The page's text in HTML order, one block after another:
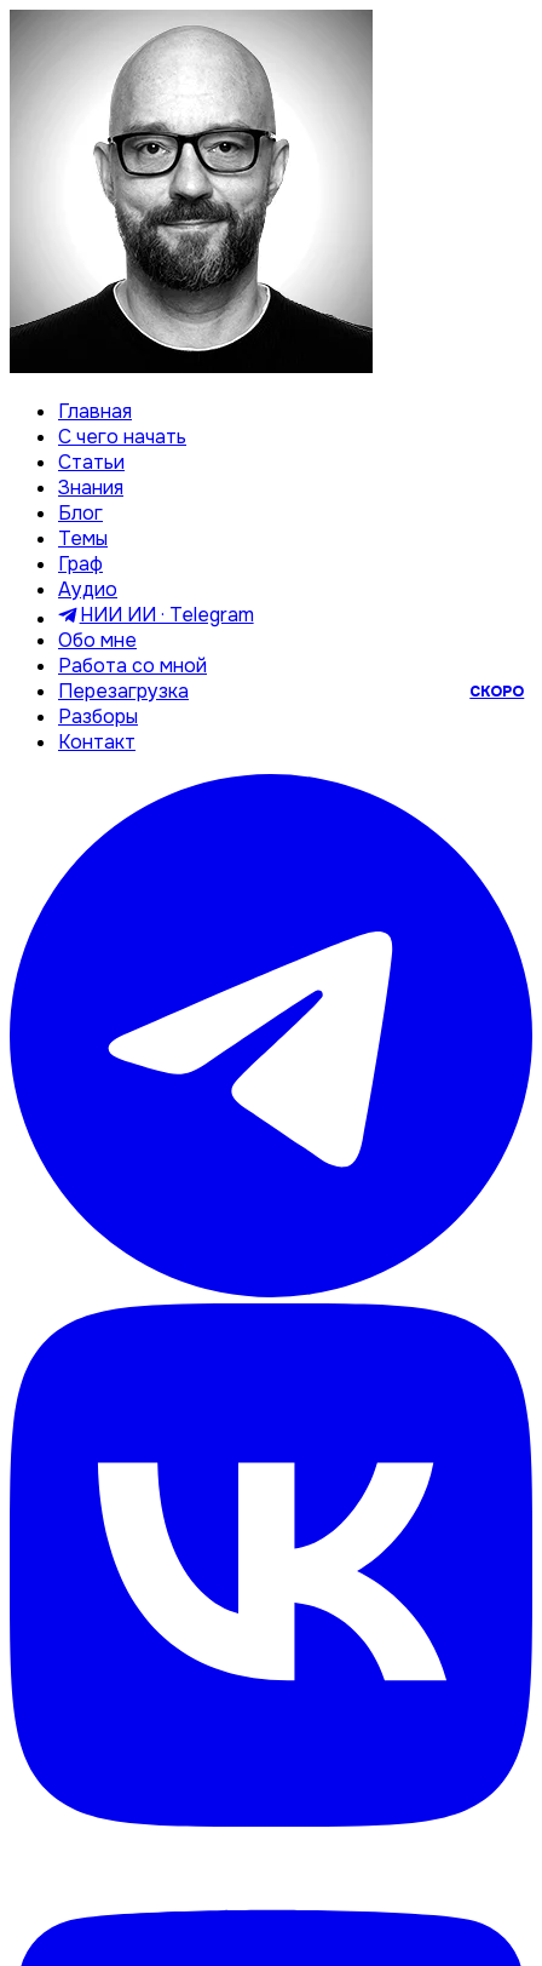
Главная
С чего начать
Статьи
Знания
Блог
Темы
Граф
Аудио
НИИ ИИ · Telegram
Обо мне
Работа со мной
Перезагрузка
СКОРО
Разборы
Контакт